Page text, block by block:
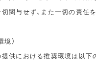
関与せず、また一切の責任
）
供における推奨環境は以下